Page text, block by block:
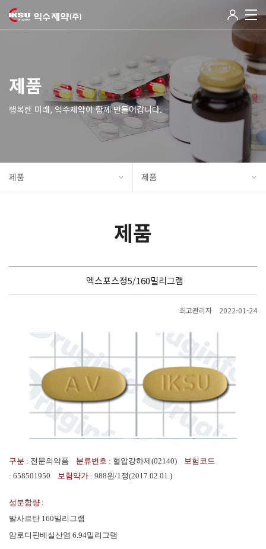
제품
행복한 미래, 익수제약이 함께 만들어갑니다.
제품 제품
제품
엑스포스정5/160밀리그램
최고관리자 2022-01-24
구분 : 전문의약품 분류번호 : 혈압강하제(02140)
보험코드
: 658501950 보험약가 : 988원/1정(2017.02.01.)
성분함량 :
발사르탄 160밀리그램
암로디핀베실산염 6.94밀리그램